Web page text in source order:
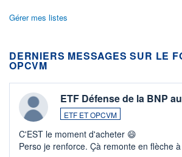
Gérer mes listes
DERNIERS MESSAGES SUR LE
OPCVM
ETF Défense de la BNP
ETF ET OPCVM
C'EST le moment d'acheter 😄​
Perso je renforce. Çà remonte en flèche